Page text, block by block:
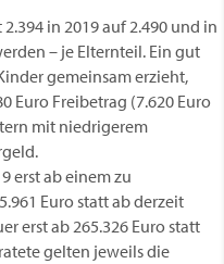
in 2019 auf 2.490 und in
– je Elternteil. Ein gut
gemeinsam erzieht,
Euro Freibetrag (7.620 Euro
mit niedrigerem
erst ab einem zu
Euro statt ab derzeit
erst ab 265.326 Euro statt
gelten jeweils die